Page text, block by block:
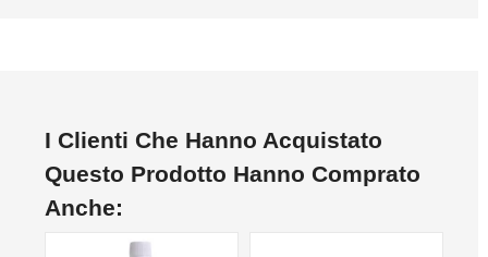
I Clienti Che Hanno Acquistato
Questo Prodotto Hanno Comprato
Anche: